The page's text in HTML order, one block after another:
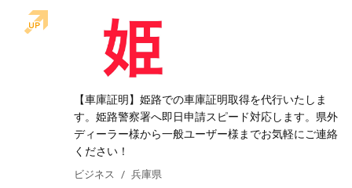
【車庫証明】姫路での車庫証明取得を代行いたしま
す。姫路警察署へ即日申請スピード対応します。県外
ディーラー様から一般ユーザー様までお気軽にご連絡
ください！
ビジネス 兵庫県